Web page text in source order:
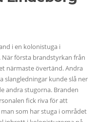
i en kolonistuga i
första brandstyrkan från
närmaste övertänd. Andra
slangledningar kunde slå ner
andra stugorna. Branden
fick riva för att
som har stuga i området